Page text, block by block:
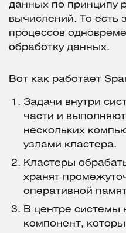
данных по принципу
вычислений. То есть
процессов
обработку данных.
Вот как работает
Задачи внутри
части и
нескольких
узлами кластера.
Кластеры
хранят
оперативной
В центре системы
компонент,